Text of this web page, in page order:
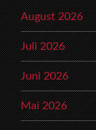
August 2026
Juli 2026
Juni 2026
Mai 2026